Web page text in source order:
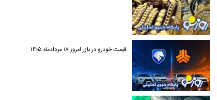
قیمت خودرو در بازر امروز ۱۸ مردادماه ۱۴۰۵